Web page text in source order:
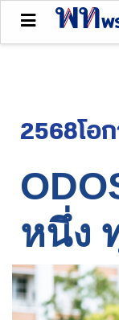
2568โอ
หนึ่ง